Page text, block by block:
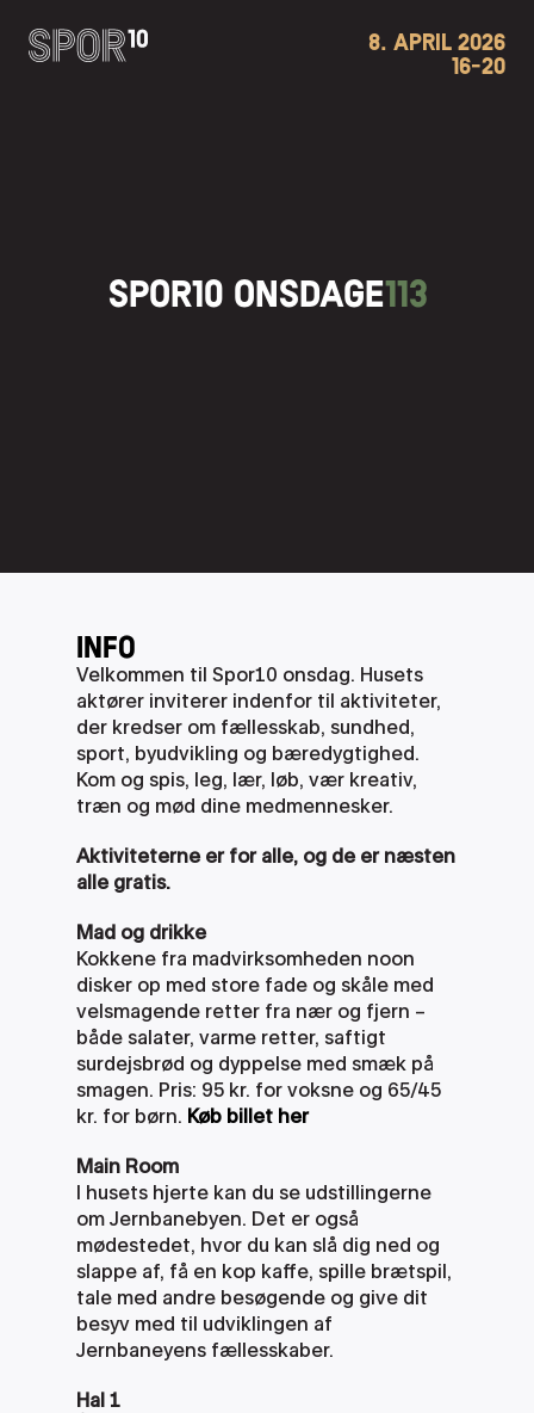
8. APRIL 2026
16-20
SPOR10 ONSDAGE113
INFO
Velkommen til Spor10 onsdag. Husets
aktører inviterer indenfor til aktiviteter,
der kredser om fællesskab, sundhed,
sport, byudvikling og bæredygtighed.
Kom og spis, leg, lær, løb, vær kreativ,
træn og mød dine medmennesker.
Aktiviteterne er for alle, og de er næsten
alle gratis.
Mad og drikke
Kokkene fra madvirksomheden noon
disker op med store fade og skåle med
velsmagende retter fra nær og fjern –
både salater, varme retter, saftigt
surdejsbrød og dyppelse med smæk på
smagen. Pris: 95 kr. for voksne og 65/45
kr. for børn. Køb billet her
Main Room
I husets hjerte kan du se udstillingerne
om Jernbanebyen. Det er også
mødestedet, hvor du kan slå dig ned og
slappe af, få en kop kaffe, spille brætspil,
tale med andre besøgende og give dit
besyv med til udviklingen af
Jernbaneyens fællesskaber.
Hal 1